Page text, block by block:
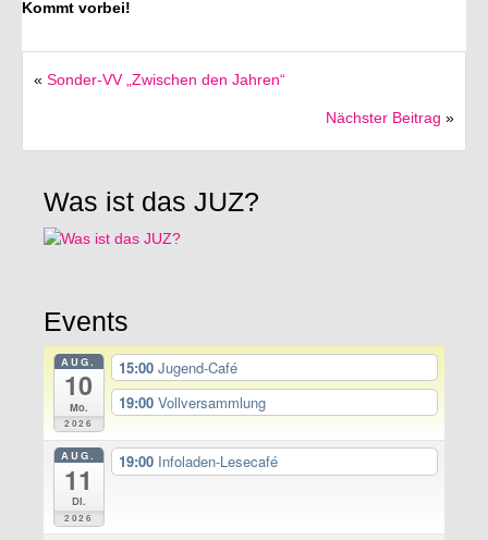
Deutsch
English
Kommt vorbei!
« Sonder-VV „Zwischen den Jahren“
Nächster Beitrag »
Was ist das JUZ?
Events
AUG.
10
Mo.
2026
15:00 Jugend-Café
19:00 Vollversammlung
AUG.
11
Di.
2026
19:00 Infoladen-Lesecafé